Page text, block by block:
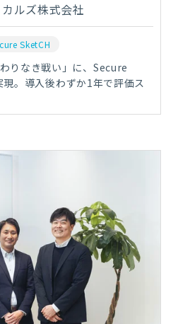
ルズ株式会社
SketCH
りなき戦い」に、Secure
。導入後わずか1年で評価ス